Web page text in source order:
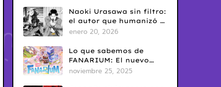
Naoki Urasawa sin filtro:
el autor que humanizó el
mal
enero 20, 2026
Lo que sabemos de
FANARIUM: El nuevo
juego para celular de
noviembre 25, 2025